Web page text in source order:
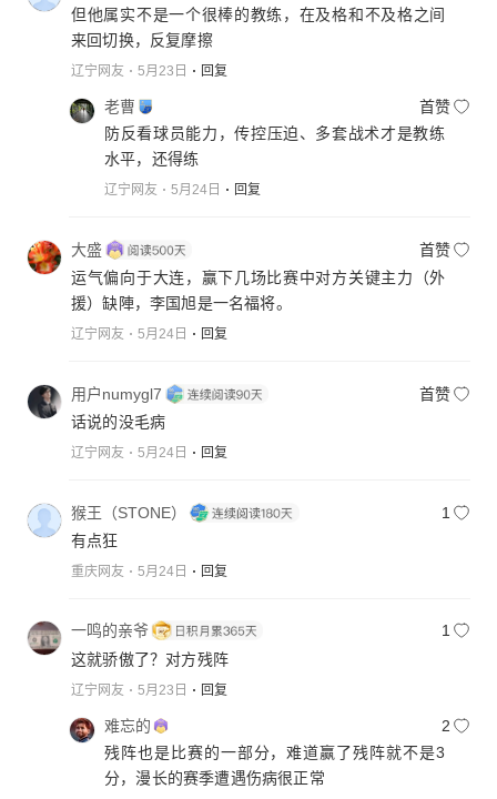
但他属实不是一个很棒的教练，在及格和不及格之间
来回切换，反复摩擦
辽宁网友 5月23日 回复
老曹
首赞
防反看球员能力，传控压迫、多套战术才是教练
水平，还得练
辽宁网友 5月24日 回复
大盛
首赞
运气偏向于大连，赢下几场比赛中对方关键主力（外
援）缺陣，李国旭是一名福将。
辽宁网友 5月24日 回复
用户numygl7
首赞
话说的没毛病
辽宁网友 5月24日 回复
猴王（STONE）
1
有点狂
重庆网友 5月24日 回复
一鸣的亲爷
1
这就骄傲了？对方残阵
辽宁网友 5月23日 回复
难忘的
2
残阵也是比赛的一部分，难道赢了残阵就不是3
分，漫长的赛季遭遇伤病很正常